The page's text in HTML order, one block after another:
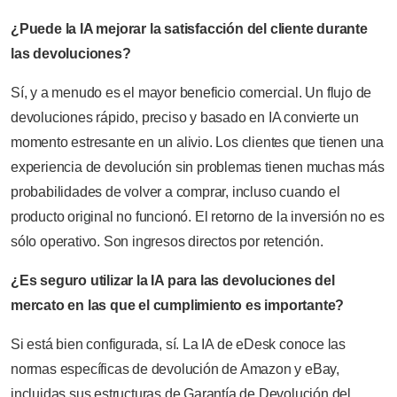
¿Puede la IA mejorar la satisfacción del cliente durante
las devoluciones?
Sí, y a menudo es el mayor beneficio comercial. Un flujo de
devoluciones rápido, preciso y basado en IA convierte un
momento estresante en un alivio. Los clientes que tienen una
experiencia de devolución sin problemas tienen muchas más
probabilidades de volver a comprar, incluso cuando el
producto original no funcionó. El retorno de la inversión no es
sólo operativo. Son ingresos directos por retención.
¿Es seguro utilizar la IA para las devoluciones del
mercato en las que el cumplimiento es importante?
Si está bien configurada, sí. La IA de eDesk conoce las
normas específicas de devolución de Amazon y eBay,